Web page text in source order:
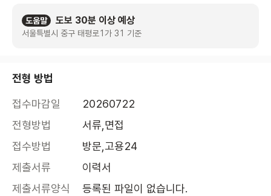
도움말 도보 30분 이상 예상
서울특별시 중구 태평로1가 31 기준
전형 방법
접수마감일
20260722
전형방법
서류,면접
접수방법
방문,고용24
제출서류
이력서
제출서류양식
등록된 파일이 없습니다.